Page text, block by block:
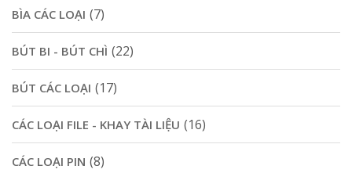
BÌA CÁC LOẠI (7)
BÚT BI - BÚT CHÌ (22)
BÚT CÁC LOẠI (17)
CÁC LOẠI FILE - KHAY TÀI LIỆU (16)
CÁC LOẠI PIN (8)